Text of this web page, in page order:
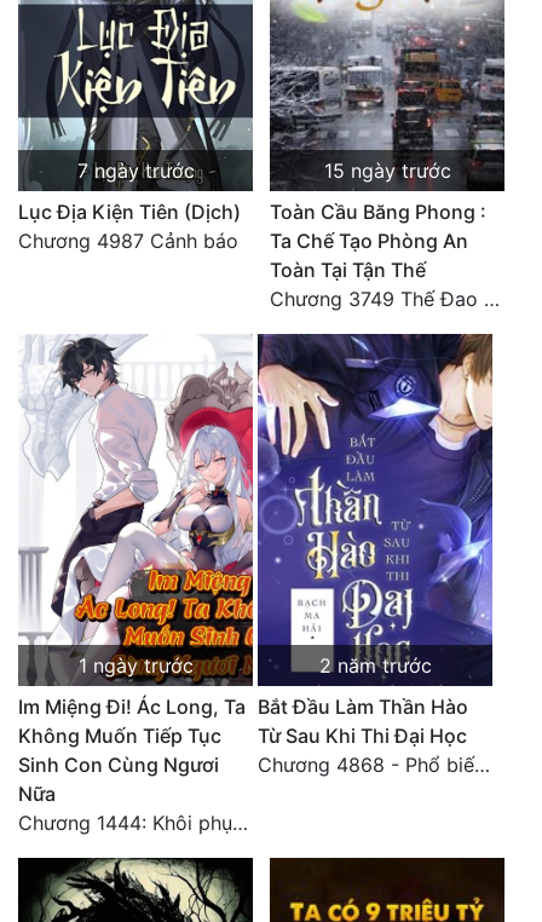
7 ngày trước
Lục Địa Kiện Tiên (Dịch)
Chương 4987 Cảnh báo
15 ngày trước
Toàn Cầu Băng Phong :
Ta Chế Tạo Phòng An
Toàn Tại Tận Thế
Chương 3749 Thế Đao xuất kích
1 ngày trước
Im Miệng Đi! Ác Long, Ta
Không Muốn Tiếp Tục
Sinh Con Cùng Ngươi
Nữa
Chương 1444: Khôi phục quỹ đạo
2 năm trước
Bắt Đầu Làm Thần Hào
Từ Sau Khi Thi Đại Học
Chương 4868 - Phổ biến Hạ Quốc tệ!